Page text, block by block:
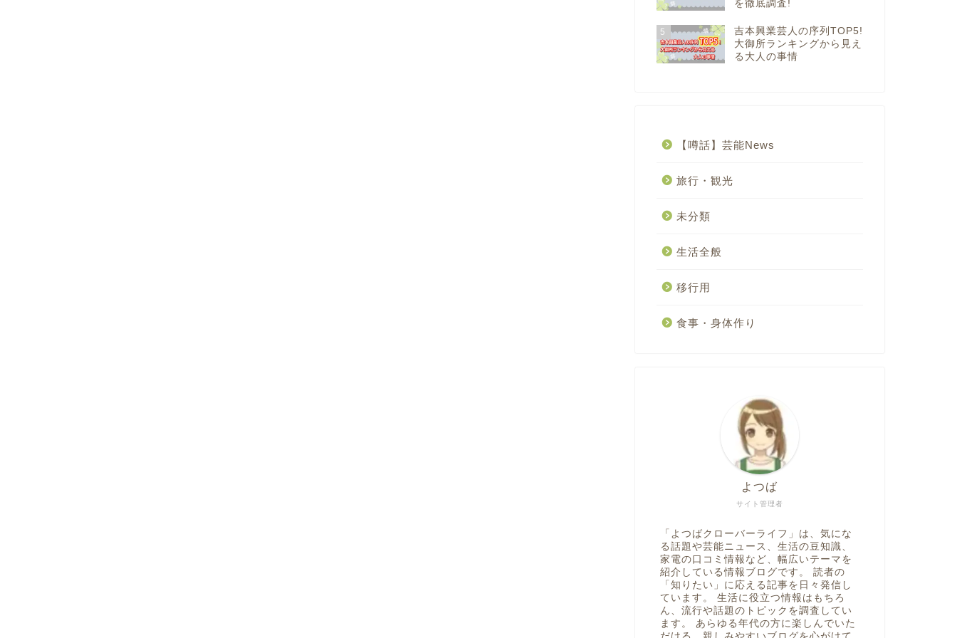
を徹底調査!
5
吉本興業芸人の序列TOP5!
大御所ランキングから見え
る大人の事情
【噂話】芸能News
旅行・観光
未分類
生活全般
移行用
食事・身体作り
サイト管理者
よつば
「よつばクローバーライフ」は、気にな
る話題や芸能ニュース、生活の豆知識、
家電の口コミ情報など、幅広いテーマを
紹介している情報ブログです。 読者の
「知りたい」に応える記事を日々発信し
ています。 生活に役立つ情報はもちろ
ん、流行や話題のトピックを調査してい
ます。 あらゆる年代の方に楽しんでいた